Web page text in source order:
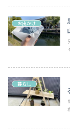
お出かけ
暮らし